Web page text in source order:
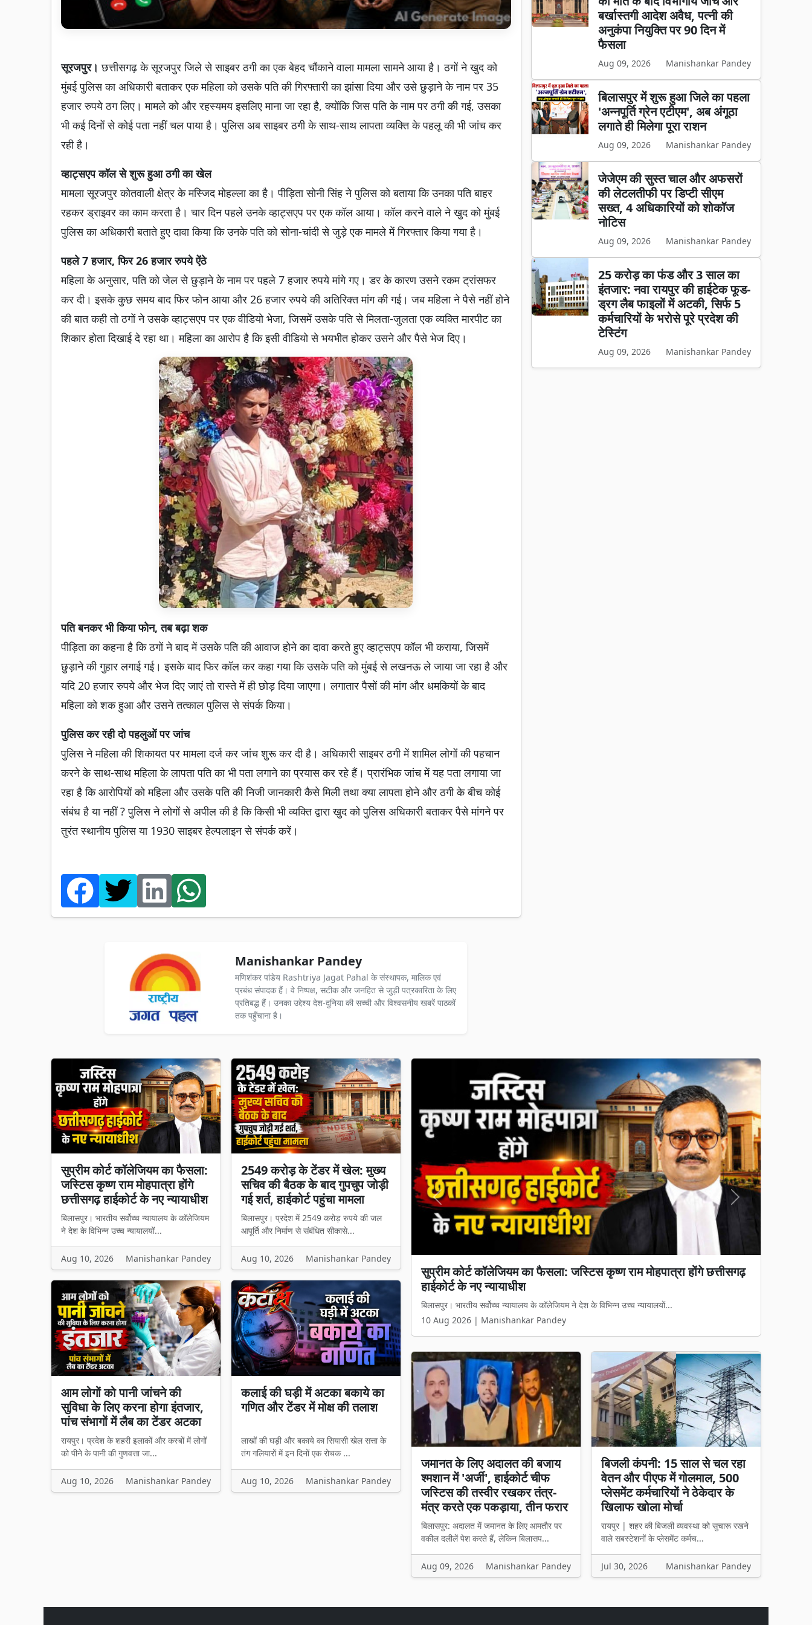
सूरजपुर। छत्तीसगढ़ के सूरजपुर जिले से साइबर ठगी का एक बेहद चौंकाने वाला मामला सामने आया है। ठगों ने खुद को
मुंबई पुलिस का अधिकारी बताकर एक महिला को उसके पति की गिरफ्तारी का झांसा दिया और उसे छुड़ाने के नाम पर 35
हजार रुपये ठग लिए। मामले को और रहस्यमय इसलिए माना जा रहा है, क्योंकि जिस पति के नाम पर ठगी की गई, उसका
भी कई दिनों से कोई पता नहीं चल पाया है। पुलिस अब साइबर ठगी के साथ-साथ लापता व्यक्ति के पहलू की भी जांच कर
रही है।
व्हाट्सएप कॉल से शुरू हुआ ठगी का खेल
मामला सूरजपुर कोतवाली क्षेत्र के मस्जिद मोहल्ला का है। पीड़िता सोनी सिंह ने पुलिस को बताया कि उनका पति बाहर
रहकर ड्राइवर का काम करता है। चार दिन पहले उनके व्हाट्सएप पर एक कॉल आया। कॉल करने वाले ने खुद को मुंबई
पुलिस का अधिकारी बताते हुए दावा किया कि उनके पति को सोना-चांदी से जुड़े एक मामले में गिरफ्तार किया गया है।
पहले 7 हजार, फिर 26 हजार रुपये ऐंठे
महिला के अनुसार, पति को जेल से छुड़ाने के नाम पर पहले 7 हजार रुपये मांगे गए। डर के कारण उसने रकम ट्रांसफर
कर दी। इसके कुछ समय बाद फिर फोन आया और 26 हजार रुपये की अतिरिक्त मांग की गई। जब महिला ने पैसे नहीं होने
की बात कही तो ठगों ने उसके व्हाट्सएप पर एक वीडियो भेजा, जिसमें उसके पति से मिलता-जुलता एक व्यक्ति मारपीट का
शिकार होता दिखाई दे रहा था। महिला का आरोप है कि इसी वीडियो से भयभीत होकर उसने और पैसे भेज दिए।
पति बनकर भी किया फोन, तब बढ़ा शक
पीड़िता का कहना है कि ठगों ने बाद में उसके पति की आवाज होने का दावा करते हुए व्हाट्सएप कॉल भी कराया, जिसमें
छुड़ाने की गुहार लगाई गई। इसके बाद फिर कॉल कर कहा गया कि उसके पति को मुंबई से लखनऊ ले जाया जा रहा है और
यदि 20 हजार रुपये और भेज दिए जाएं तो रास्ते में ही छोड़ दिया जाएगा। लगातार पैसों की मांग और धमकियों के बाद
महिला को शक हुआ और उसने तत्काल पुलिस से संपर्क किया।
पुलिस कर रही दो पहलुओं पर जांच
पुलिस ने महिला की शिकायत पर मामला दर्ज कर जांच शुरू कर दी है। अधिकारी साइबर ठगी में शामिल लोगों की पहचान
करने के साथ-साथ महिला के लापता पति का भी पता लगाने का प्रयास कर रहे हैं। प्रारंभिक जांच में यह पता लगाया जा
रहा है कि आरोपियों को महिला और उसके पति की निजी जानकारी कैसे मिली तथा क्या लापता होने और ठगी के बीच कोई
संबंध है या नहीं ? पुलिस ने लोगों से अपील की है कि किसी भी व्यक्ति द्वारा खुद को पुलिस अधिकारी बताकर पैसे मांगने पर
तुरंत स्थानीय पुलिस या 1930 साइबर हेल्पलाइन से संपर्क करें।
Manishankar Pandey
मणिशंकर पांडेय Rashtriya Jagat Pahal के संस्थापक, मालिक एवं
प्रबंध संपादक हैं। वे निष्पक्ष, सटीक और जनहित से जुड़ी पत्रकारिता के लिए
प्रतिबद्ध हैं। उनका उद्देश्य देश-दुनिया की सच्ची और विश्वसनीय खबरें पाठकों
तक पहुँचाना है।
बर्खास्तगी आदेश अवैध, पत्नी की
अनुकंपा नियुक्ति पर 90 दिन में
फैसला
Aug 09, 2026 Manishankar Pandey
बिलासपुर में शुरू हुआ जिले का पहला
'अन्नपूर्ति ग्रेन एटीएम', अब अंगूठा
लगाते ही मिलेगा पूरा राशन
Aug 09, 2026 Manishankar Pandey
जेजेएम की सुस्त चाल और अफसरों
की लेटलतीफी पर डिप्टी सीएम
सख्त, 4 अधिकारियों को शोकॉज
नोटिस
Aug 09, 2026 Manishankar Pandey
25 करोड़ का फंड और 3 साल का
इंतजार: नवा रायपुर की हाईटेक फूड-
ड्रग लैब फाइलों में अटकी, सिर्फ 5
कर्मचारियों के भरोसे पूरे प्रदेश की
टेस्टिंग
Aug 09, 2026 Manishankar Pandey
सुप्रीम कोर्ट कॉलेजियम का फैसला:
जस्टिस कृष्ण राम मोहपात्रा होंगे
छत्तीसगढ़ हाईकोर्ट के नए न्यायाधीश
बिलासपुर। भारतीय सर्वोच्च न्यायालय के कॉलेजियम
ने देश के विभिन्न उच्च न्यायालयों...
Aug 10, 2026 Manishankar Pandey
2549 करोड़ के टेंडर में खेल: मुख्य
सचिव की बैठक के बाद गुपचुप जोड़ी
गई शर्त, हाईकोर्ट पहुंचा मामला
बिलासपुर। प्रदेश में 2549 करोड़ रुपये की जल
आपूर्ति और निर्माण से संबंधित सीकासे...
Aug 10, 2026 Manishankar Pandey
आम लोगों को पानी जांचने की
सुविधा के लिए करना होगा इंतजार,
पांच संभागों में लैब का टेंडर अटका
रायपुर। प्रदेश के शहरी इलाकों और कस्बों में लोगों
को पीने के पानी की गुणवत्ता जा...
Aug 10, 2026 Manishankar Pandey
कलाई की घड़ी में अटका बकाये का
गणित और टेंडर में मोक्ष की तलाश
लाखों की घड़ी और बकाये का सियासी खेल सत्ता के
तंग गलियारों में इन दिनों एक रोचक ...
Aug 10, 2026 Manishankar Pandey
2549 करोड़ के टेंडर में खेल: मुख्य सचिव की बैठक के बाद गुपचुप जोड़ी गई
शर्त, हाईकोर्ट पहुंचा मामला
बिलासपुर। प्रदेश में 2549 करोड़ रुपये की जल आपूर्ति और निर्माण से संबंधित सीकासे...
10 Aug 2026 | Manishankar Pandey
Previous Next
जमानत के लिए अदालत की बजाय
श्मशान में 'अर्जी', हाईकोर्ट चीफ
जस्टिस की तस्वीर रखकर तंत्र-
मंत्र करते एक पकड़ाया, तीन फरार
बिलासपुर: अदालत में जमानत के लिए आमतौर पर
वकील दलीलें पेश करते हैं, लेकिन बिलासप...
Aug 09, 2026 Manishankar Pandey
बिजली कंपनी: 15 साल से चल रहा
वेतन और पीएफ में गोलमाल, 500
प्लेसमेंट कर्मचारियों ने ठेकेदार के
खिलाफ खोला मोर्चा
रायपुर | शहर की बिजली व्यवस्था को सुचारू रखने
वाले सबस्टेशनों के प्लेसमेंट कर्मच...
Jul 30, 2026 Manishankar Pandey